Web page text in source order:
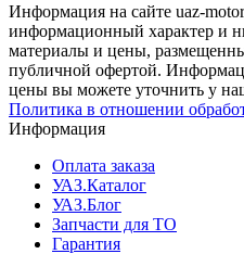
Информация на сайте uaz-
информационный характер и
материалы и цены,
публичной офертой.
цены вы можете уточнить у
Политика в отношении
Информация
Оплата заказа
УАЗ.Каталог
УАЗ.Блог
Запчасти для ТО
Гарантия